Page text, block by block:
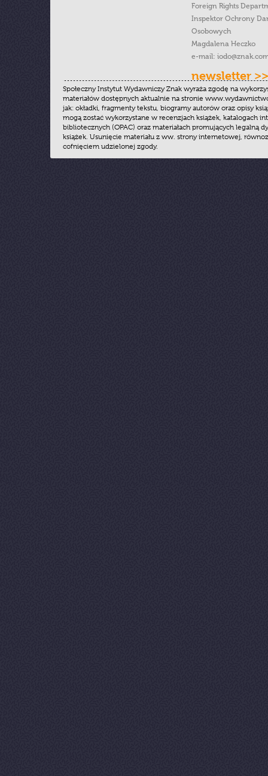
Foreign Rights
Inspektor Ochrony
Osobowych
Magdalena Heczko
e-mail:
newsletter >>
Społeczny Instytut Wydawniczy Znak wyraża zgodę na
materiałów dostępnych aktualnie na stronie
jak: okładki, fragmenty tekstu, biogramy autorów oraz opisy
mogą zostać wykorzystane w recenzjach książek, katalogach
bibliotecznych (OPAC) oraz materiałach promujących legalną
książek. Usunięcie materiału z ww. strony internetowej,
cofnięciem udzielonej zgody.